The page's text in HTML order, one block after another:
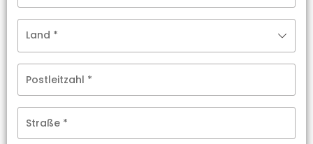
Land *
Postleitzahl *
Straße *